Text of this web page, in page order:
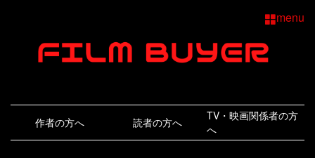
menu
作者の方へ 読者の方へ
TV・映画関係者の方
へ